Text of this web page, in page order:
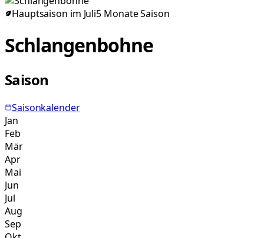
Hauptsaison im Juli5 MonateSaison
Schlangenbohne
Saison
Saisonkalender
Jan
Feb
Mär
Apr
Mai
Jun
Jul
Aug
Sep